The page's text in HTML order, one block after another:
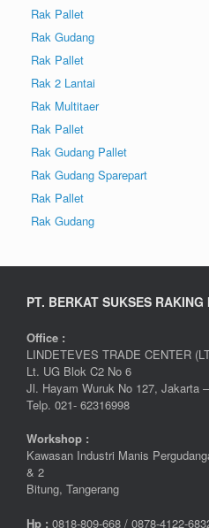
Rak Pallet
Rak Gudang
Rak Pallet
Rak 2 Lantai
Rak Multitaer
Rak Pallet
Rak Gudang Pallet
Rak Gudang Sparepart
Rak Pallet
Rak Gudang
PT. BERKAT SUKSES RAKING
Office :
LINDETEVES TRADE CENTER
Lt. UG Blok C2 No 6
Jl. Hayam Wuruk No 127, Jakarta
Telp. 021- 62316998
Workshop :
Kawasan Industri Manis
& 2
Bitung, Tangerang
Hp : 0818-809-668 / 0878-4122-